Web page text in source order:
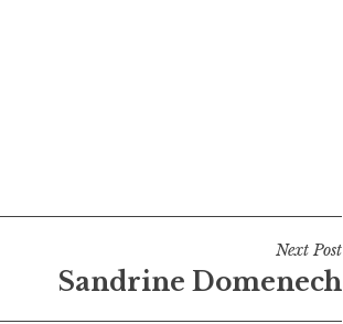
Next Post
Sandrine Domenech